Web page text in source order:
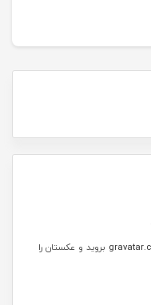
بروید و عکستان را